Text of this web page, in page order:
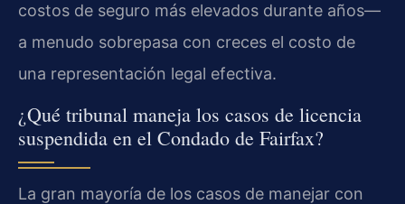
costos de seguro más elevados durante años—
a menudo sobrepasa con creces el costo de
una representación legal efectiva.
¿Qué tribunal maneja los casos de licencia
suspendida en el Condado de Fairfax?
La gran mayoría de los casos de manejar con